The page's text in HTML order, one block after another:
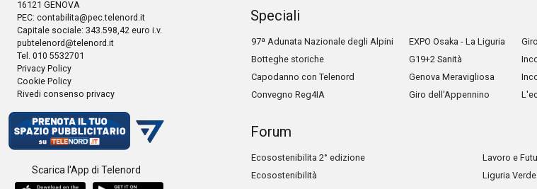
16121 GENOVA
PEC: contabilita@pec.telenord.it
Capitale sociale: 343.598,42 euro i.v.
pubtelenord@telenord.it
Tel. 010 5532701
Privacy Policy
Cookie Policy
Rivedi consenso privacy
Scarica l'App di Telenord
Speciali
97ª Adunata Nazionale degli Alpini
Botteghe storiche
Capodanno con Telenord
Convegno Reg4IA
EXPO Osaka - La Liguria
G19+2 Sanità
Genova Meravigliosa
Giro dell'Appennino
Forum
Ecosostenibilita 2° edizione
Ecosostenibilità
Lavoro e
Liguria Verde